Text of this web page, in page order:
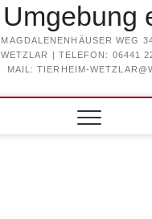
Umgebung
MAGDALENENHÄUSER WEG
WETZLAR | TELEFON: 06441
MAIL: TIERHEIM-